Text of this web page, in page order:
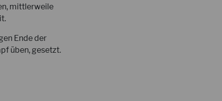
mittlerweile
Ende der
üben, gesetzt.